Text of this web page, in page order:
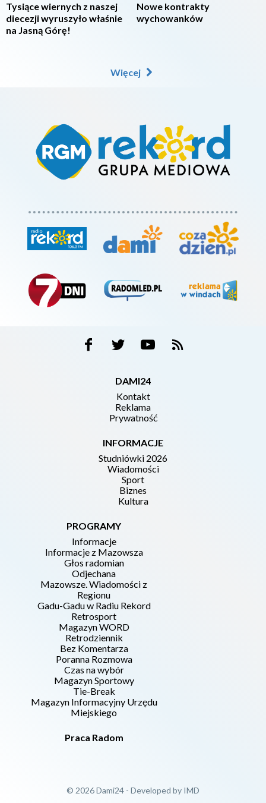
Tysiące wiernych z naszej
diecezji wyruszyło właśnie
na Jasną Górę!
Nowe kontrakty
wychowanków
Więcej
DAMI24
Kontakt
Reklama
Prywatność
INFORMACJE
Studniówki 2026
Wiadomości
Sport
Biznes
Kultura
PROGRAMY
Informacje
Informacje z Mazowsza
Głos radomian
Odjechana
Mazowsze. Wiadomości z
Regionu
Gadu-Gadu w Radiu Rekord
Retrosport
Magazyn WORD
Retrodziennik
Bez Komentarza
Poranna Rozmowa
Czas na wybór
Magazyn Sportowy
Tie-Break
Magazyn Informacyjny Urzędu
Miejskiego
Praca Radom
© 2026 Dami24 - Developed by IMD